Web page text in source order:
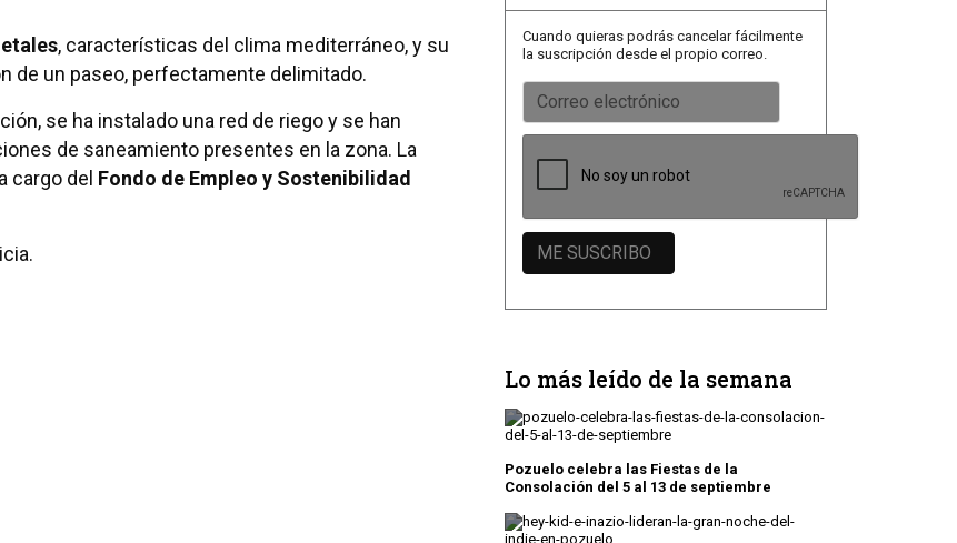
, características del clima mediterráneo, y su
de un paseo, perfectamente delimitado.
se ha instalado una red de riego y se han
de saneamiento presentes en la zona. La
cargo del Fondo de Empleo y Sostenibilidad
Cuando quieras podrás cancelar fácilmente
la suscripción desde el propio correo.
Lo más leído de la semana
Pozuelo celebra las Fiestas de la
Consolación del 5 al 13 de septiembre